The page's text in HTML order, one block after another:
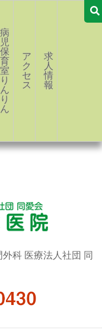
病
児
保
育
室
り
ん
り
ん
ア
ク
セ
ス
求
人
情
報
科 医療法人社団 同